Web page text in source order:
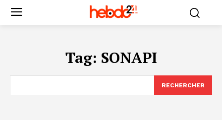
Tag: SONAPI
RECHERCHER